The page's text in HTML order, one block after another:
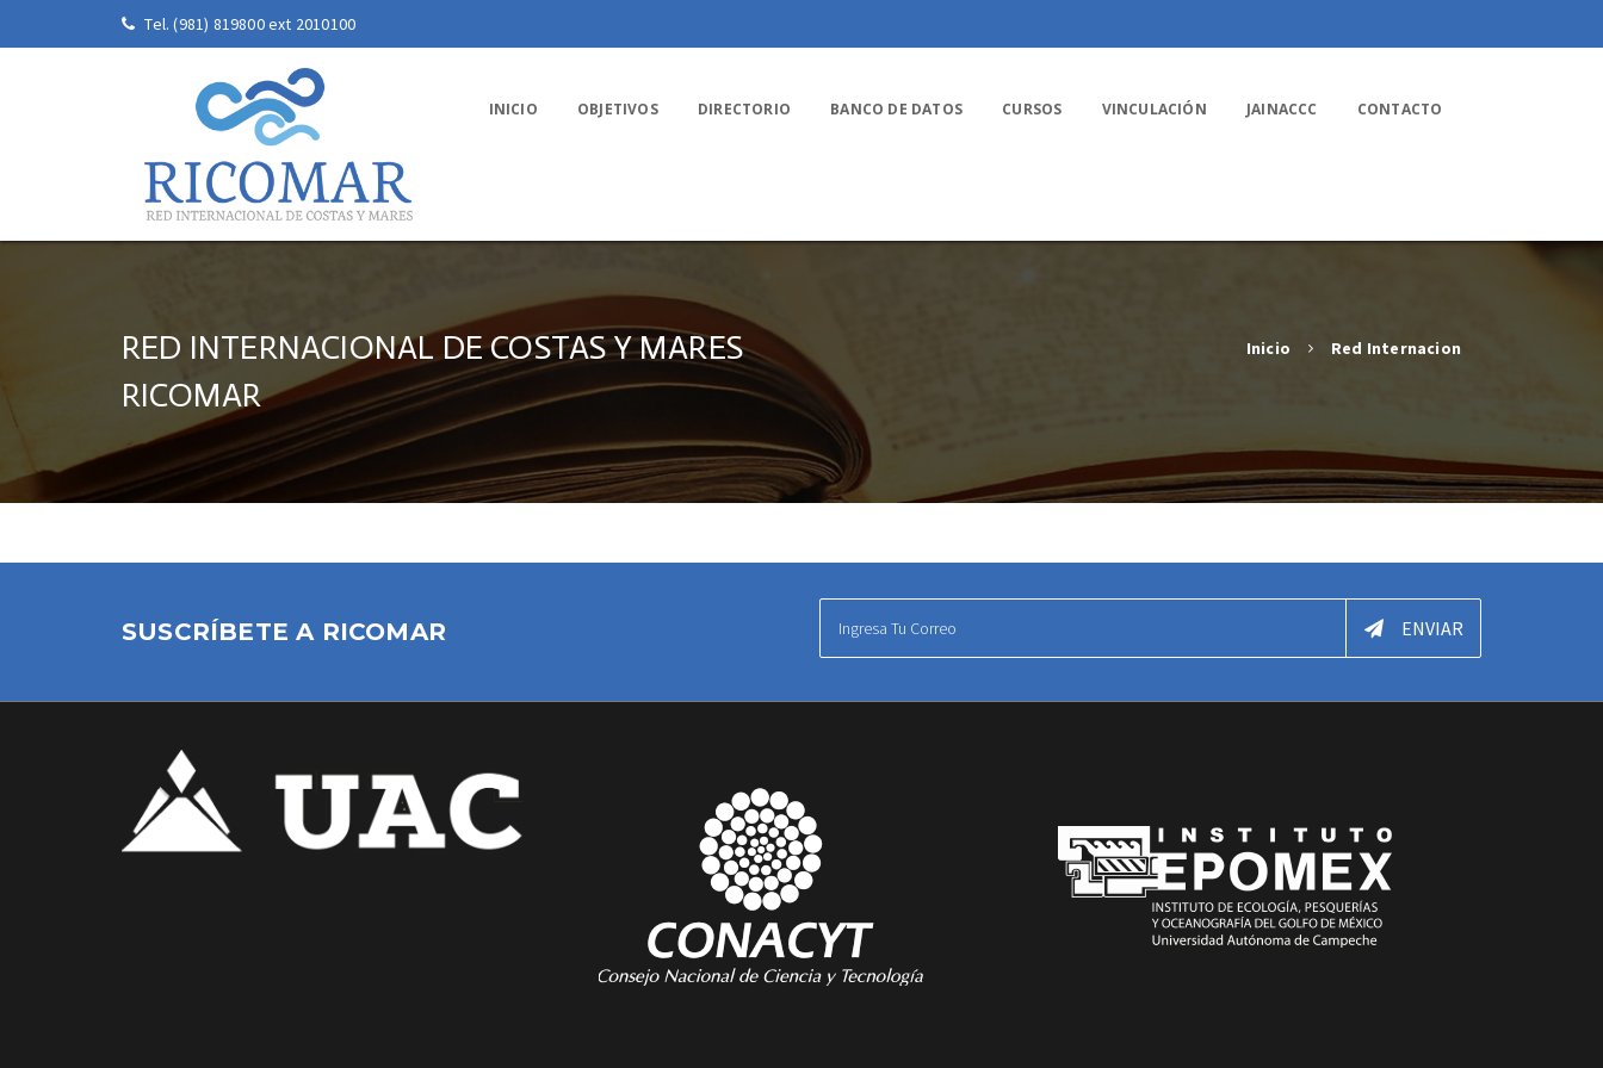
Tel. (981) 819800 ext 2010100
INICIO OBJETIVOS DIRECTORIO BANCO DE DATOS CURSOS VINCULACIÓN JAINACCC CONTACTO
RED INTERNACIONAL DE COSTAS Y MARES
RICOMAR
Inicio Red Internacion
SUSCRÍBETE A RICOMAR ENVIAR